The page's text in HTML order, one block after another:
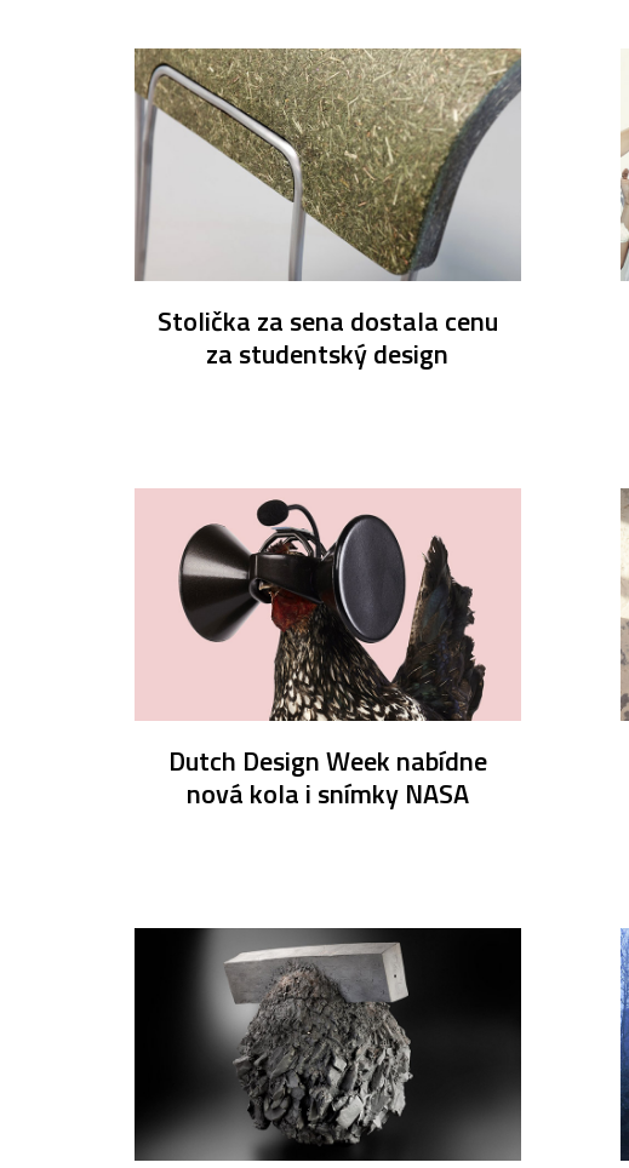
Stolička za sena dostala cenu
za studentský design
Dutch Design Week nabídne
nová kola i snímky NASA